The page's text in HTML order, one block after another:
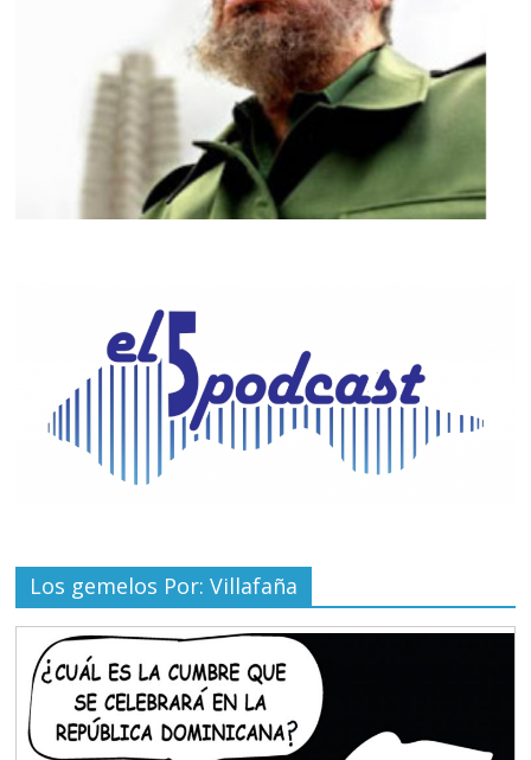
Los gemelos Por: Villafaña